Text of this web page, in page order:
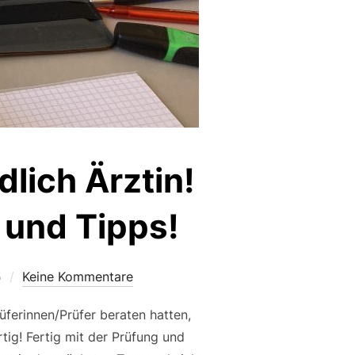
Ärztin!
Tipps!
Keine Kommentare
Prüfer beraten hatten,
Fertig mit der Prüfung und